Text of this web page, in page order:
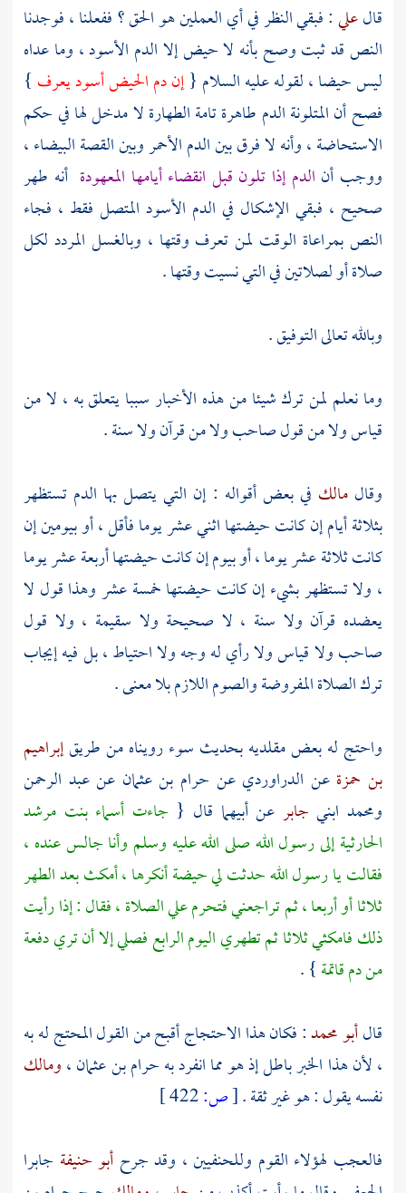
قالعلي: فبقي النظر في أي العملين هو الحق ؟ ففعلنا ، فوجدنا
النص قد ثبت وصح بأنه لا حيض إلا الدم الأسود ، وما عداه
ليس حيضا ، لقوله عليه السلام {إن دم الحيض أسود يعرف }
فصح أن المتلونة الدم طاهرة تامة الطهارة لا مدخل لها في حكم
الاستحاضة ، وأنه لا فرق بين الدم الأحمر وبين القصة البيضاء ،
ووجب أن الدم إذا تلون قبل انقضاء أيامها المعهودة أنه طهر
صحيح ، فبقي الإشكال في الدم الأسود المتصل فقط ، فجاء
النص بمراعاة الوقت لمن تعرف وقتها ، وبالغسل المردد لكل
صلاة أو لصلاتين في التي نسيت وقتها .
وبالله تعالى التوفيق .
وما نعلم لمن ترك شيئا من هذه الأخبار سببا يتعلق به ، لا من
قياس ولا من قول صاحب ولا من قرآن ولا سنة .
وقالمالك في بعض أقواله : إن التي يتصل بها الدم تستظهر
بثلاثة أيام إن كانت حيضتها اثني عشر يوما فأقل ، أو بيومين إن
كانت ثلاثة عشر يوما ، أو بيوم إن كانت حيضتها أربعة عشر يوما
، ولا تستظهر بشيء إن كانت حيضتها خمسة عشر وهذا قول لا
يعضده قرآن ولا سنة ، لا صحيحة ولا سقيمة ، ولا قول
صاحب ولا قياس ولا رأي له وجه ولا احتياط ، بل فيه إيجاب
ترك الصلاة المفروضة والصوم اللازم بلا معنى .
واحتج له بعض مقلديه بحديث سوء رويناه من طريقإبراهيم
بن حمزةعن الدراورديعن حرام بن عثمان عنعبد الرحمن
ومحمد ابني جابر عن أبيهما قال { جاءت أسماء بنت مرشد
الحارثيةإلى رسول الله صلى الله عليه وسلم وأنا جالس عنده ،
فقالت يا رسول الله حدثت لي حيضة أنكرها ، أمكث بعد الطهر
ثلاثا أو أربعا ، ثم تراجعني فتحرم علي الصلاة ، فقال : إذا رأيت
ذلك فامكثي ثلاثا ثم تطهري اليوم الرابع فصلي إلا أن تري دفعة
من دم قاتمة} .
قالأبو محمد: فكان هذا الاحتجاج أقبح من القول المحتج له به
، لأن هذا الخبر باطل إذ هو مما انفرد بهحرام بن عثمان،ومالك
نفسه يقول : هو غير ثقة .[ص:
فالعجب لهؤلاء القوم وللحنفيين ، وقد جرح أبو حنيفة جابرا